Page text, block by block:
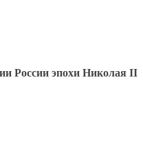
России эпохи Николая II